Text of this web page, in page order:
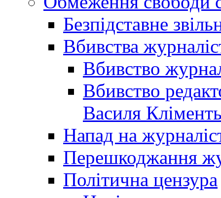
Безпідставне
Вбивства
Вбивство
Вбивство
Василя
Напад на
Перешкоджання
Політична цензура